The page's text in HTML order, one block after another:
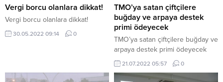
Vergi borcu olanlara dikkat!
Vergi borcu olanlara dikkat!
30.05.2022 09:14 0
TMO’ya satan çiftçilere
buğday ve arpaya destek
primi ödeyecek
TMO’ya satan çiftçilere buğday ve
arpaya destek primi ödeyecek
21.07.2022 05:57 0